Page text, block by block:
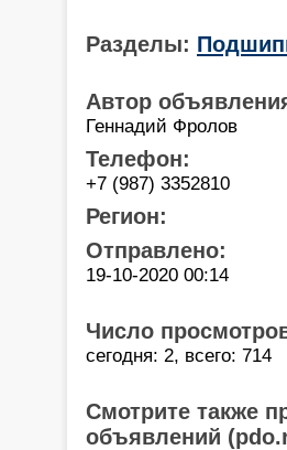
Разделы:
Автор
Геннадий Фролов
Телефон:
+7 (987) 3352810
Регион:
Отправлено:
19-10-2020 00:14
Число
сегодня: 2, всего: 714
Смотрите также
объявлений